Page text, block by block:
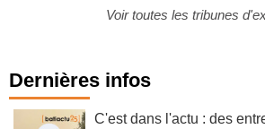
Voir toutes les tribunes
Dernières infos
C'est dans l'actu : des